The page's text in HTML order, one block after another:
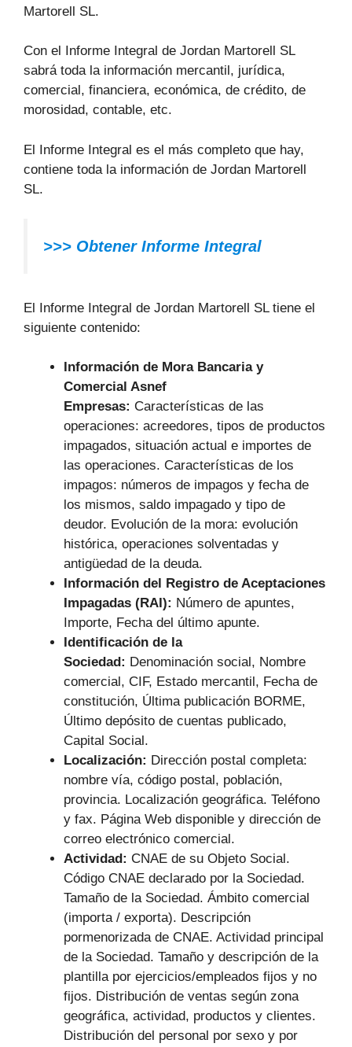
Martorell SL.
Con el Informe Integral de Jordan Martorell SL
sabrá toda la información mercantil, jurídica,
comercial, financiera, económica, de crédito, de
morosidad, contable, etc.
El Informe Integral es el más completo que hay,
contiene toda la información de Jordan Martorell
SL.
>>> Obtener Informe Integral
El Informe Integral de Jordan Martorell SL tiene el
siguiente contenido:
Información de Mora Bancaria y
Comercial Asnef
Empresas: Características de las
operaciones: acreedores, tipos de productos
impagados, situación actual e importes de
las operaciones. Características de los
impagos: números de impagos y fecha de
los mismos, saldo impagado y tipo de
deudor. Evolución de la mora: evolución
histórica, operaciones solventadas y
antigüedad de la deuda.
Información del Registro de Aceptaciones
Impagadas (RAI): Número de apuntes,
Importe, Fecha del último apunte.
Identificación de la
Sociedad: Denominación social, Nombre
comercial, CIF, Estado mercantil, Fecha de
constitución, Última publicación BORME,
Último depósito de cuentas publicado,
Capital Social.
Localización: Dirección postal completa:
nombre vía, código postal, población,
provincia. Localización geográfica. Teléfono
y fax. Página Web disponible y dirección de
correo electrónico comercial.
Actividad: CNAE de su Objeto Social.
Código CNAE declarado por la Sociedad.
Tamaño de la Sociedad. Ámbito comercial
(importa / exporta). Descripción
pormenorizada de CNAE. Actividad principal
de la Sociedad. Tamaño y descripción de la
plantilla por ejercicios/empleados fijos y no
fijos. Distribución de ventas según zona
geográfica, actividad, productos y clientes.
Distribución del personal por sexo y por